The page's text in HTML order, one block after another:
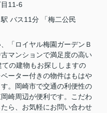
11-6
駅 バス11分 「梅二公民
「ロイヤル梅園ガーデンＢ
マンションで満足度の高い
の建物もお探ししますの
ーター付きの物件はもはや
。岡崎市で交通の利便性の
崎周辺が便利です。こだわ
ら、お気軽にお問い合わせ